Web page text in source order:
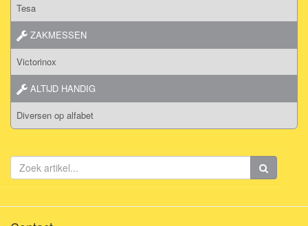
Tesa
ZAKMESSEN
Victorinox
ALTIJD HANDIG
Diversen op alfabet